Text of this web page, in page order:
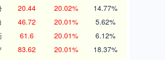
20.44 20.02% 14.77%
46.72 20.01% 5.62%
61.6 20.01% 6.12%
83.62 20.01% 18.37%